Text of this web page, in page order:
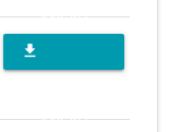
ANEXO
file_download
ANEXO